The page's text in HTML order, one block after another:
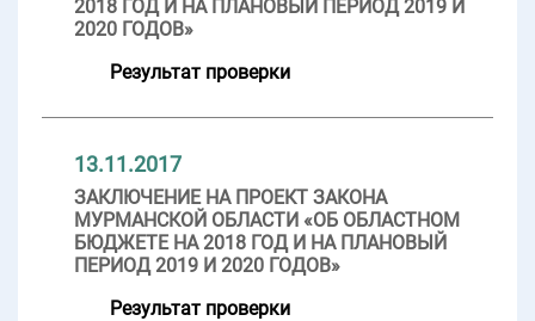
2018 ГОД И НА ПЛАНОВЫЙ ПЕРИОД 2019 И
2020 ГОДОВ»
Результат проверки
13.11.2017
ЗАКЛЮЧЕНИЕ НА ПРОЕКТ ЗАКОНА
МУРМАНСКОЙ ОБЛАСТИ «ОБ ОБЛАСТНОМ
БЮДЖЕТЕ НА 2018 ГОД И НА ПЛАНОВЫЙ
ПЕРИОД 2019 И 2020 ГОДОВ»
Результат проверки